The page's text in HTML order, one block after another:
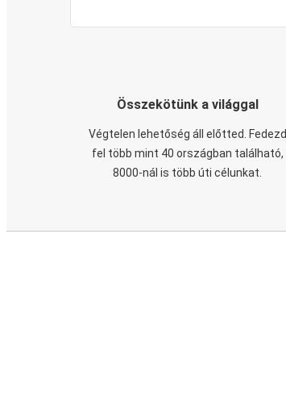
Összekötünk a világgal
Végtelen lehetőség áll előtted. Fedezd
fel több mint 40 országban található,
8000-nál is több úti célunkat.